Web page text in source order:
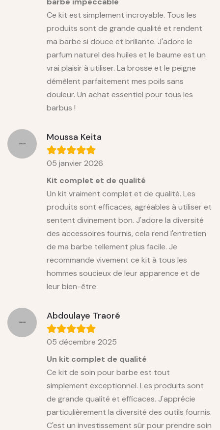
Ce kit est simplement incroyable. Tous les
produits sont de grande qualité et rendent
ma barbe si douce et brillante. J'adore le
parfum naturel des huiles et le baume est un
vrai plaisir à utiliser. La brosse et le peigne
démêlent parfaitement mes poils sans
douleur. Un achat essentiel pour tous les
barbus !
Moussa Keita
05 janvier 2026
Kit complet et de qualité
Un kit vraiment complet et de qualité. Les
produits sont efficaces, agréables à utiliser et
sentent divinement bon. J'adore la diversité
des accessoires fournis, cela rend l'entretien
de ma barbe tellement plus facile. Je
recommande vivement ce kit à tous les
hommes soucieux de leur apparence et de
leur bien-être.
Abdoulaye Traoré
05 décembre 2025
Un kit complet de qualité
Ce kit de soin pour barbe est tout
simplement exceptionnel. Les produits sont
de grande qualité et efficaces. J'apprécie
particulièrement la diversité des outils fournis.
C'est un investissement sûr pour prendre soin